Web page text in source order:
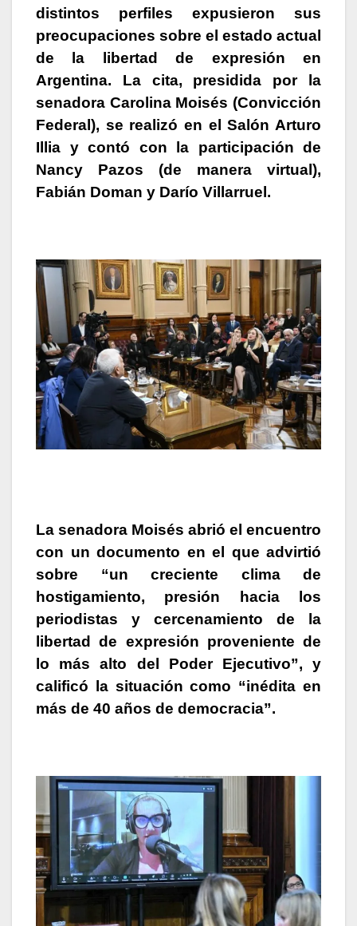
distintos perfiles expusieron sus
preocupaciones sobre el estado actual
de la libertad de expresión en
Argentina. La cita, presidida por la
senadora Carolina Moisés (Convicción
Federal), se realizó en el Salón Arturo
Illia y contó con la participación de
Nancy Pazos (de manera virtual),
Fabián Doman y Darío Villarruel.
La senadora Moisés abrió el encuentro
con un documento en el que advirtió
sobre “un creciente clima de
hostigamiento, presión hacia los
periodistas y cercenamiento de la
libertad de expresión proveniente de
lo más alto del Poder Ejecutivo”, y
calificó la situación como “inédita en
más de 40 años de democracia”.